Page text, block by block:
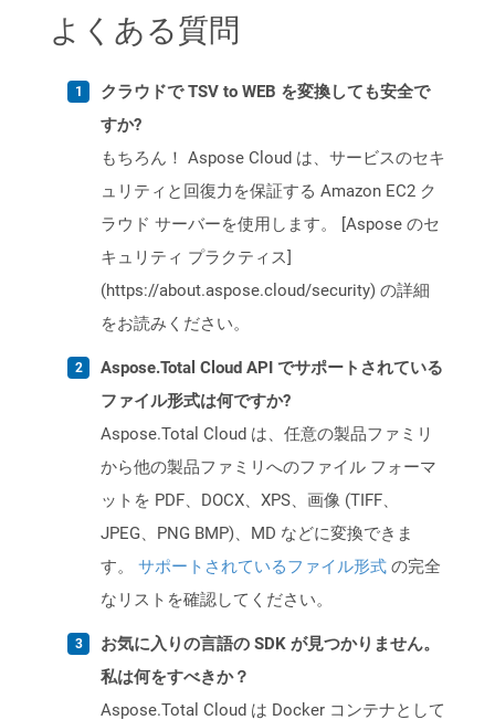
よくある質問
クラウドで TSV to WEB を変換しても安全で
すか?
もちろん！ Aspose Cloud は、サービスのセキ
ュリティと回復力を保証する Amazon EC2 ク
ラウド サーバーを使用します。 [Aspose のセ
キュリティ プラクティス]
(https://about.aspose.cloud/security) の詳細
をお読みください。
Aspose.Total Cloud API でサポートされている
ファイル形式は何ですか?
Aspose.Total Cloud は、任意の製品ファミリ
から他の製品ファミリへのファイル フォーマ
ットを PDF、DOCX、XPS、画像 (TIFF、
JPEG、PNG BMP)、MD などに変換できま
す。 サポートされているファイル形式 の完全
なリストを確認してください。
お気に入りの言語の SDK が見つかりません。
私は何をすべきか？
Aspose.Total Cloud は Docker コンテナとして